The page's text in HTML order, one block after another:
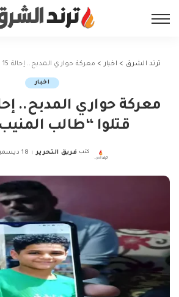
ترند الشرق > اخبار > معركة حواري المدبح.. إحالة 15 متهما قتلوا “طالب المنيب” للجن
اخبار
قتلوا “طالب
Posted
كتب فريق التحرير 18 ديسمبر، 2024